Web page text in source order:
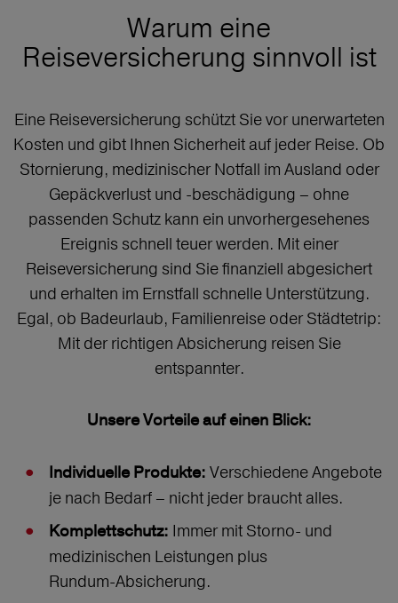
Warum eine
Reiseversicherung sinnvoll ist
Eine Reiseversicherung schützt Sie vor unerwarteten
Kosten und gibt Ihnen Sicherheit auf jeder Reise. Ob
Stornierung, medizinischer Notfall im Ausland oder
Gepäckverlust und -beschädigung – ohne
passenden Schutz kann ein unvorhergesehenes
Ereignis schnell teuer werden. Mit einer
Reiseversicherung sind Sie finanziell abgesichert
und erhalten im Ernstfall schnelle Unterstützung.
Egal, ob Badeurlaub, Familienreise oder Städtetrip:
Mit der richtigen Absicherung reisen Sie
entspannter.
Unsere Vorteile auf einen Blick:
Individuelle Produkte: Verschiedene Angebote
je nach Bedarf – nicht jeder braucht alles.
Komplettschutz: Immer mit Storno‑ und
medizinischen Leistungen plus
Rundum‑Absicherung.